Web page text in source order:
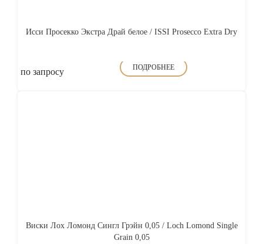
Исси Просекко Экстра Драй белое / ISSI Prosecco Extra Dry
по запросу ПОДРОБНЕЕ
Виски Лох Ломонд Сингл Грэйн 0,05 / Loch Lomond Single
Grain 0,05